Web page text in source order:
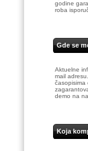
godine
roba
Gde se
Aktuelne
mail
časopisima
demo na
Koja